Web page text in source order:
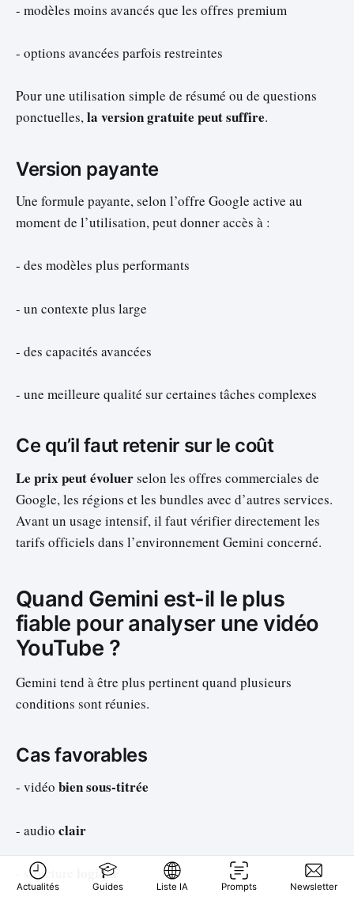
- modèles moins avancés que les offres premium
- options avancées parfois restreintes
Pour une utilisation simple de résumé ou de questions
ponctuelles,la version gratuite peut suffire.
Version payante
Une formule payante, selon l’offre Google active au
moment de l’utilisation, peut donner accès à :
- des modèles plus performants
- un contexte plus large
- des capacités avancées
- une meilleure qualité sur certaines tâches complexes
Ce qu’il faut retenir sur le coût
Le prix peut évoluerselon les offres commerciales de
Google, les régions et les bundles avec d’autres services.
Avant un usage intensif, il faut vérifier directement les
tarifs officiels dans l’environnement Gemini concerné.
Quand Gemini est-il le plus
fiable pour analyser une vidéo
YouTube ?
Gemini tend à être plus pertinent quand plusieurs
conditions sont réunies.
Cas favorables
- vidéo bien sous-titrée
- audio clair
- structure logique
Actualités Guides Liste IA Prompts Newsletter